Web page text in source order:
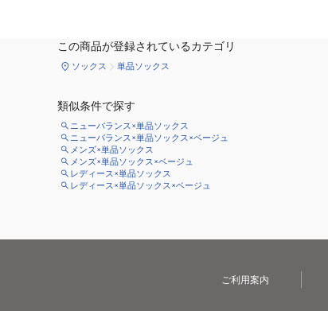
この商品が登録されているカテゴリ
ソックス 単品ソックス
類似条件で探す
ニューバランス×単品ソックス
ニューバランス×単品ソックス×ベージュ
メンズ×単品ソックス
メンズ×単品ソックス×ベージュ
レディース×単品ソックス
レディース×単品ソックス×ベージュ
ご利用案内